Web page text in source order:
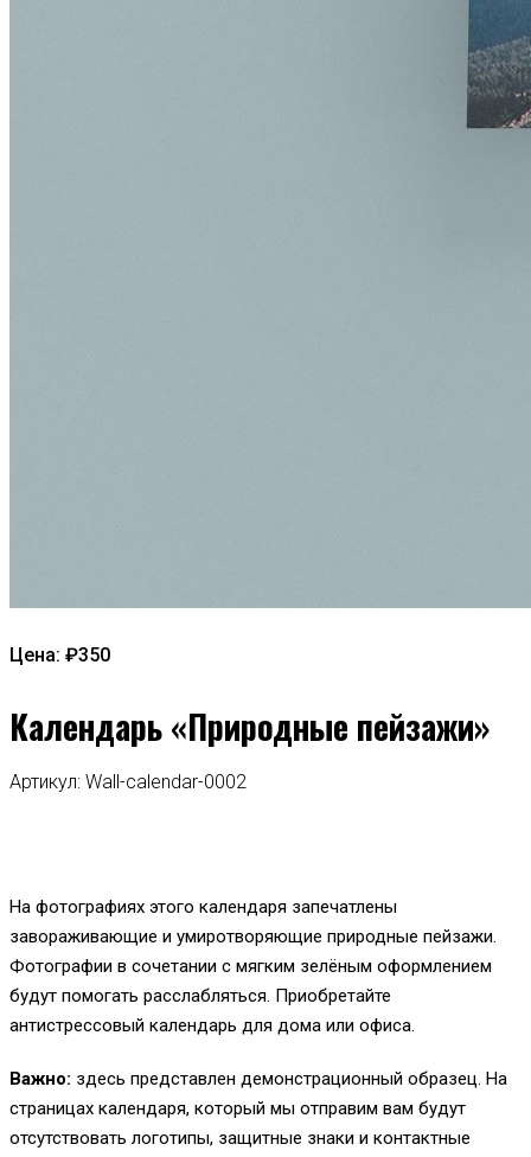
Цена: ₽350
Календарь «Природные пейзажи»
Артикул: Wall-calendar-0002
На фотографиях этого календаря запечатлены
завораживающие и умиротворяющие природные пейзажи.
Фотографии в сочетании с мягким зелёным оформлением
будут помогать расслабляться. Приобретайте
антистрессовый календарь для дома или офиса.
Важно: здесь представлен демонстрационный образец. На
страницах календаря, который мы отправим вам будут
отсутствовать логотипы, защитные знаки и контактные